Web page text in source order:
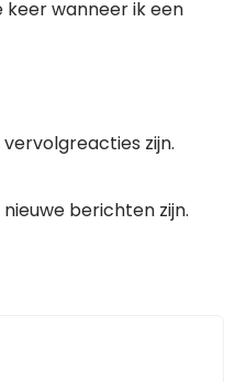
wanneer ik een
zijn.
berichten zijn.